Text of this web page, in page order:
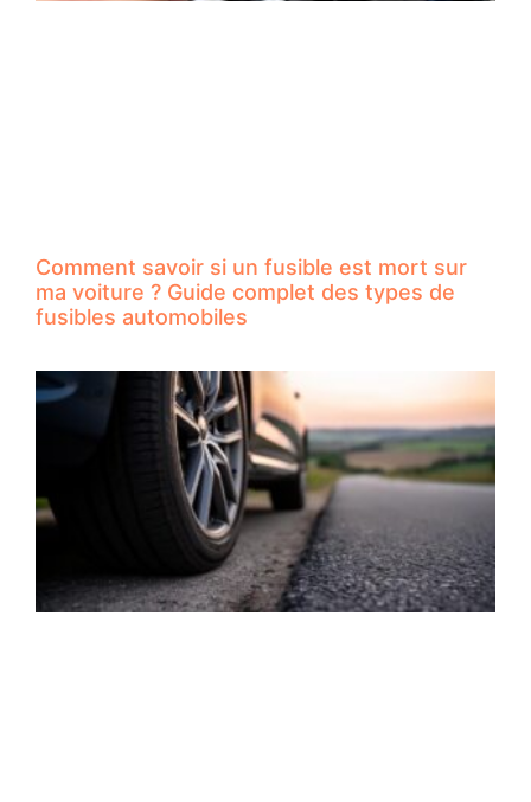
Comment savoir si un fusible est mort sur
ma voiture ? Guide complet des types de
fusibles automobiles